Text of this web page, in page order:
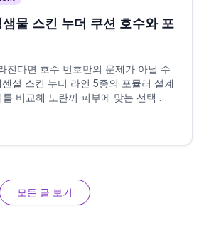
물 스킨 누더 쿠션 호수와 포
진다면 호수 번호만의 문제가 아닐 수
셜 스킨 누더 라인 5종의 포뮬러 설계
비교해 노란끼 피부에 맞는 선택 조
모든 글 보기